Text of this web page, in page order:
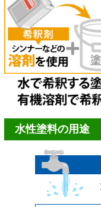
水性塗料の用途